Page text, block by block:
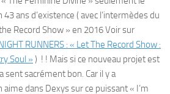
ans d’existence ( avec l’intermèdes du
Record Show » en 2016 Voir sur
RUNNERS : « Let The Record Show :
Soul » ) ! ! Mais si ce nouveau projet est
sent sacrément bon. Car il y a
dans Dexys sur ce puissant « I’m